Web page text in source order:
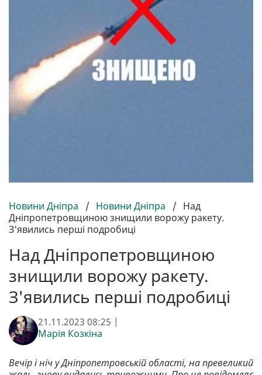
Новини Дніпра / Новини Дніпра / Над
Дніпропетровщиною знищили ворожу ракету.
З'явились перші подробиці
Над Дніпропетровщиною
знищили ворожу ракету.
З'явились перші подробиці
21.11.2023 08:25 |
Марія Козкіна
Вечір і ніч у Дніпропетровській області, на превеликий